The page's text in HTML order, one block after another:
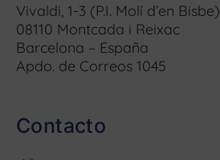
Vivaldi, 1-3 (P.I. Molí d’en Bisbe)
08110 Montcada i Reixac
Barcelona – España
Apdo. de Correos 1045
Contacto